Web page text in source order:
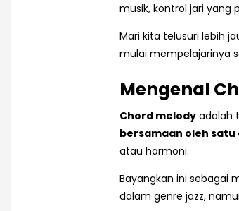
musik, kontrol jari yang
Mari kita telusuri lebih
mulai mempelajarinya
Mengenal
Chord melody adalah
bersamaan oleh satu
atau harmoni.
Bayangkan ini sebagai
dalam genre jazz,